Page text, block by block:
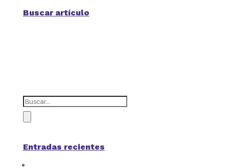
Buscar artículo
Entradas recientes